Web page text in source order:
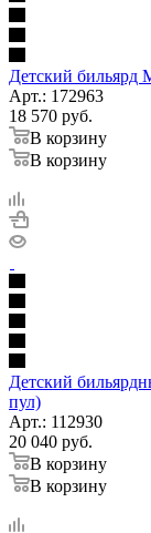
Детский бильярд
Арт.: 172963
18 570 руб.
В корзину
В корзину
Детский
пул)
Арт.: 112930
20 040 руб.
В корзину
В корзину